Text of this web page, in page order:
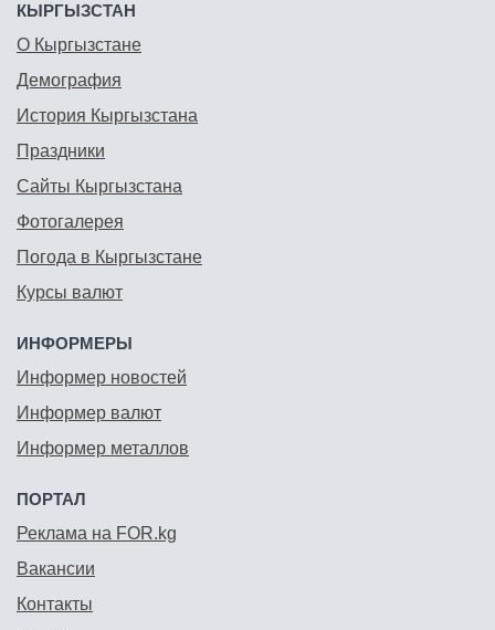
КЫРГЫЗСТАН
О Кыргызстане
Демография
История Кыргызстана
Праздники
Сайты Кыргызстана
Фотогалерея
Погода в Кыргызстане
Курсы валют
ИНФОРМЕРЫ
Информер новостей
Информер валют
Информер металлов
ПОРТАЛ
Реклама на FOR.kg
Вакансии
Контакты